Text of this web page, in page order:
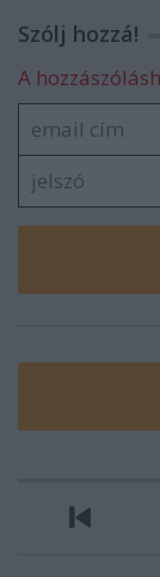
Szólj hozzá!
A